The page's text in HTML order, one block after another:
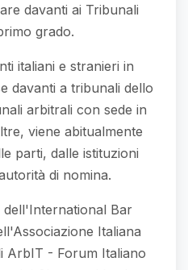
davanti ai Tribunali
grado.
italiani e stranieri in
davanti a tribunali dello
arbitrali con sede in
viene abitualmente
parti, dalle istituzioni
di nomina.
Bar
Italiana
ArbIT - Forum Italiano